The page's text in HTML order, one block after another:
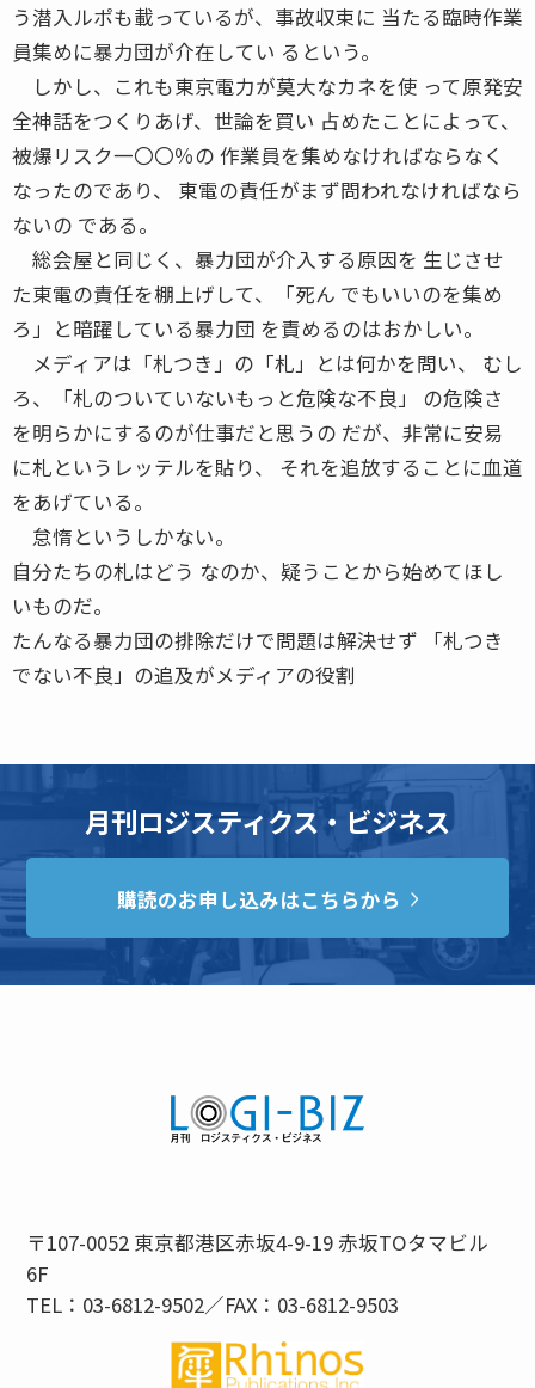
う潜入ルポも載っているが、事故収束に 当たる臨時作業
員集めに暴力団が介在してい るという。
しかし、これも東京電力が莫大なカネを使 って原発安
全神話をつくりあげ、世論を買い 占めたことによって、
被爆リスク一〇〇％の 作業員を集めなければならなく
なったのであり、 東電の責任がまず問われなければなら
ないの である。
総会屋と同じく、暴力団が介入する原因を 生じさせ
た東電の責任を棚上げして、「死ん でもいいのを集め
ろ」と暗躍している暴力団 を責めるのはおかしい。
メディアは「札つき」の「札」とは何かを問い、 むし
ろ、「札のついていないもっと危険な不良」 の危険さ
を明らかにするのが仕事だと思うの だが、非常に安易
に札というレッテルを貼り、 それを追放することに血道
をあげている。
怠惰というしかない。
自分たちの札はどう なのか、疑うことから始めてほし
いものだ。
たんなる暴力団の排除だけで問題は解決せず 「札つき
でない不良」の追及がメディアの役割
月刊ロジスティクス・ビジネス
購読のお申し込みはこちらから
〒107-0052 東京都港区赤坂4-9-19 赤坂TOタマビル
6F
TEL：03-6812-9502／FAX：03-6812-9503